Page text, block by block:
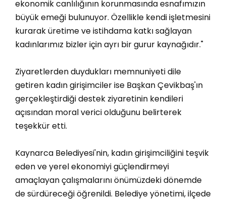
ekonomik canlılığının korunmasında esnafımızın
büyük emeği bulunuyor. Özellikle kendi işletmesini
kurarak üretime ve istihdama katkı sağlayan
kadınlarımız bizler için ayrı bir gurur kaynağıdır."
Ziyaretlerden duydukları memnuniyeti dile
getiren kadın girişimciler ise Başkan Çevikbaş'ın
gerçekleştirdiği destek ziyaretinin kendileri
açısından moral verici olduğunu belirterek
teşekkür etti.
Kaynarca Belediyesi'nin, kadın girişimciliğini teşvik
eden ve yerel ekonomiyi güçlendirmeyi
amaçlayan çalışmalarını önümüzdeki dönemde
de sürdüreceği öğrenildi. Belediye yönetimi, ilçede